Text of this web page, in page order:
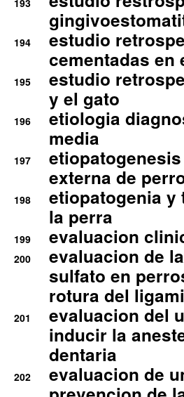
193
194
estudio
cementadas en
195
estudio
y el gato
196
etiologia
media
197
externa de
198
etiopatogenia y
la perra
199 evaluacion
200
evaluacion de
sulfato en
rotura del
201
evaluacion del
inducir la
dentaria
202
evaluacion de